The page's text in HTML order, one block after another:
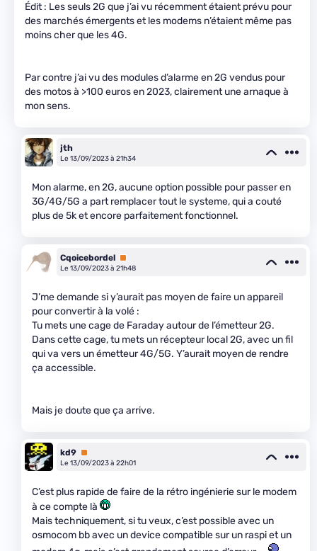
Édit : Les seuls 2G que j’ai vu récemment étaient prévu pour
des marchés émergents et les modems n’étaient même pas
moins cher que les 4G.
Par contre j’ai vu des modules d’alarme en 2G vendus pour
des motos à >100 euros en 2023, clairement une arnaque à
mon sens.
jth
Le 13/09/2023 à 21h34
Mon alarme, en 2G, aucune option possible pour passer en
3G/4G/5G a part remplacer tout le systeme, qui a couté
plus de 5k et encore parfaitement fonctionnel.
Cqoicebordel Premium
Le 13/09/2023 à 21h48
J’me demande si y’aurait pas moyen de faire un appareil
pour convertir à la volé :
Tu mets une cage de Faraday autour de l’émetteur 2G.
Dans cette cage, tu mets un récepteur local 2G, avec un fil
qui va vers un émetteur 4G/5G. Y’aurait moyen de rendre
ça accessible.
Mais je doute que ça arrive.
kd9 Premium
Le 13/09/2023 à 22h01
C’est plus rapide de faire de la rétro ingénierie sur le modem
à ce compte là
Mais techniquement, si tu veux, c’est possible avec un
osmocom bb avec un device compatible sur un raspi et un